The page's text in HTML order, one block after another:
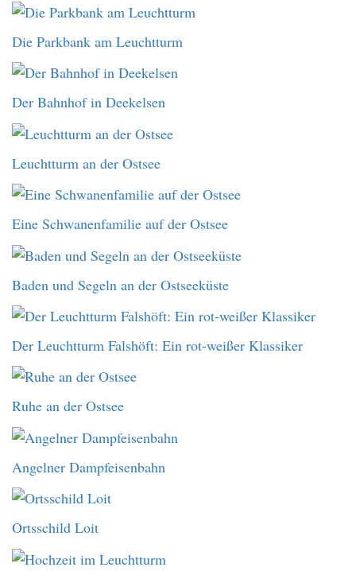
Die Parkbank am Leuchtturm
Der Bahnhof in Deekelsen
Leuchtturm an der Ostsee
Eine Schwanenfamilie auf der Ostsee
Baden und Segeln an der Ostseeküste
Der Leuchtturm Falshöft: Ein rot-weißer Klassiker
Ruhe an der Ostsee
Angelner Dampfeisenbahn
Ortsschild Loit